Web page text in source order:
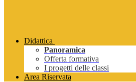
Didattica
Panoramica
Offerta formativa
I progetti delle classi
Area Riservata